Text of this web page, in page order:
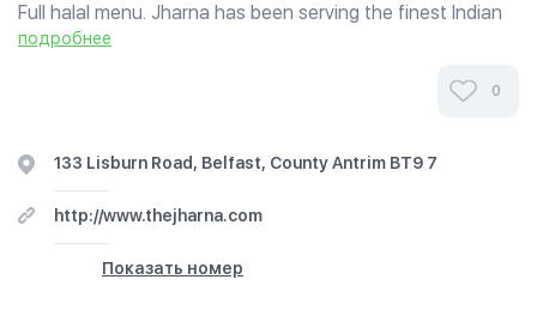
Full halal menu. Jharna has been serving the finest Indian
cuisine to the people of Belfast for nearly 20 years.
подробнее
0
133 Lisburn Road, Belfast, County Antrim BT9 7
http://www.thejharna.com
Показать номер